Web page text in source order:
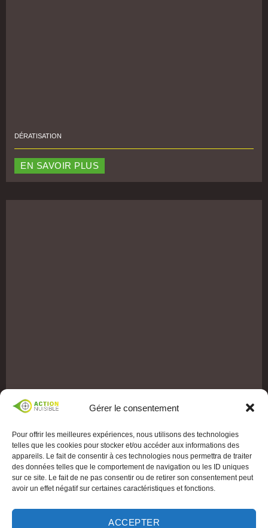
Gérer le consentement
Pour offrir les meilleures expériences, nous utilisons des technologies
telles que les cookies pour stocker et/ou accéder aux informations des
appareils. Le fait de consentir à ces technologies nous permettra de traiter
des données telles que le comportement de navigation ou les ID uniques
sur ce site. Le fait de ne pas consentir ou de retirer son consentement peut
avoir un effet négatif sur certaines caractéristiques et fonctions.
ACCEPTER
DÉRATISATION
EN SAVOIR PLUS